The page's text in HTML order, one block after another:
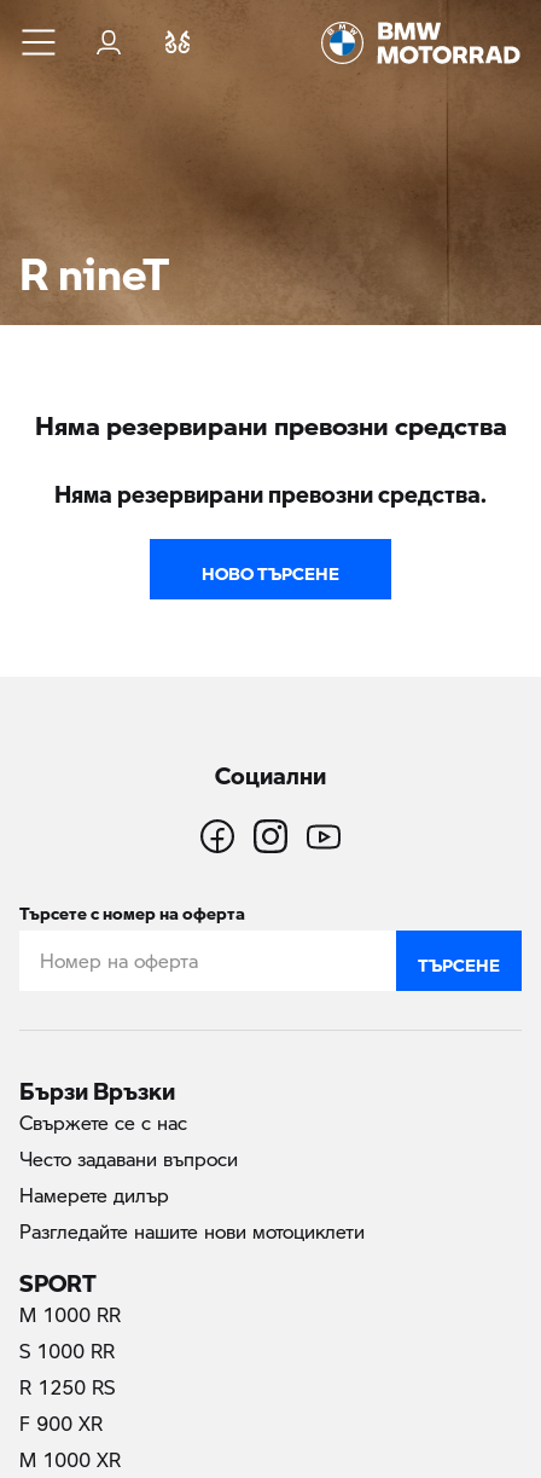
Към основното съдържание
Вход
R nineT
Няма резервирани превозни средства
Няма резервирани превозни средства.
НОВО ТЪРСЕНЕ
Социални
Търсете с номер на оферта
ТЪРСЕНЕ
Бързи Връзки
Свържете се с нас
Често задавани въпроси
Намерете дилър
Разгледайте нашите нови мотоциклети
SPORT
M 1000 RR
S 1000 RR
R 1250 RS
F 900 XR
M 1000 XR